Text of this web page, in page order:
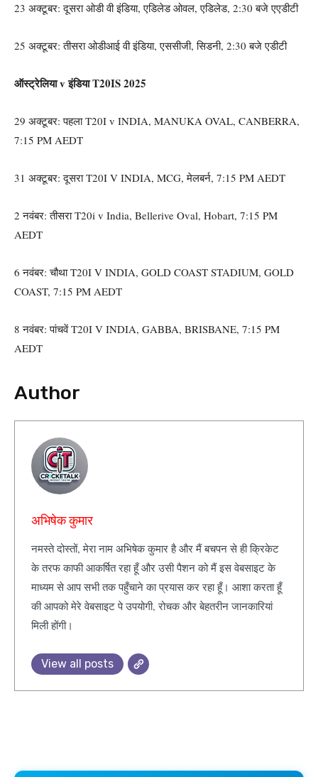
23 अक्टूबर: दूसरा ओडी वी इंडिया, एडिलेड ओवल, एडिलेड, 2:30 बजे एएडीटी
25 अक्टूबर: तीसरा ओडीआई वी इंडिया, एससीजी, सिडनी, 2:30 बजे एडीटी
ऑस्ट्रेलिया v इंडिया T20IS 2025
29 अक्टूबर: पहला T20I v INDIA, MANUKA OVAL, CANBERRA,
7:15 PM AEDT
31 अक्टूबर: दूसरा T20I V INDIA, MCG, मेलबर्न, 7:15 PM AEDT
2 नवंबर: तीसरा T20i v India, Bellerive Oval, Hobart, 7:15 PM
AEDT
6 नवंबर: चौथा T20I V INDIA, GOLD COAST STADIUM, GOLD
COAST, 7:15 PM AEDT
8 नवंबर: पांचवें T20I V INDIA, GABBA, BRISBANE, 7:15 PM
AEDT
Author
अभिषेक कुमार
नमस्ते दोस्तों, मेरा नाम अभिषेक कुमार है और मैं बचपन से ही क्रिकेट
के तरफ काफी आकर्षित रहा हूँ और उसी पैशन को मैं इस वेबसाइट के
माध्यम से आप सभी तक पहुँचाने का प्रयास कर रहा हूँ। आशा करता हूँ
की आपको मेरे वेबसाइट पे उपयोगी, रोचक और बेहतरीन जानकारियां
मिली होंगी।
View all posts